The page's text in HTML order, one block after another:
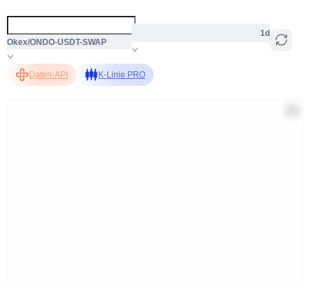
Okex/ONDO-USDT-SWAP
1d
Daten-API K-Linie PRO